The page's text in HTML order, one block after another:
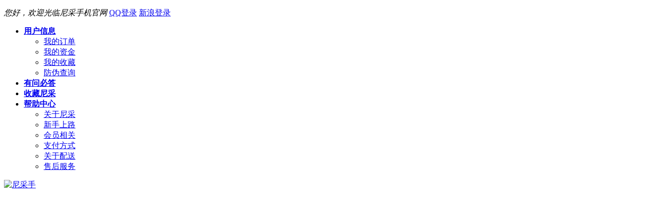
您好，欢迎光临尼采手机官网 QQ登录 新浪登录
用户信息
我的订单
我的资金
我的收藏
防伪查询
有问必答
收藏尼采
帮助中心
关于尼采
新手上路
会员相关
支付方式
关于配送
售后服务